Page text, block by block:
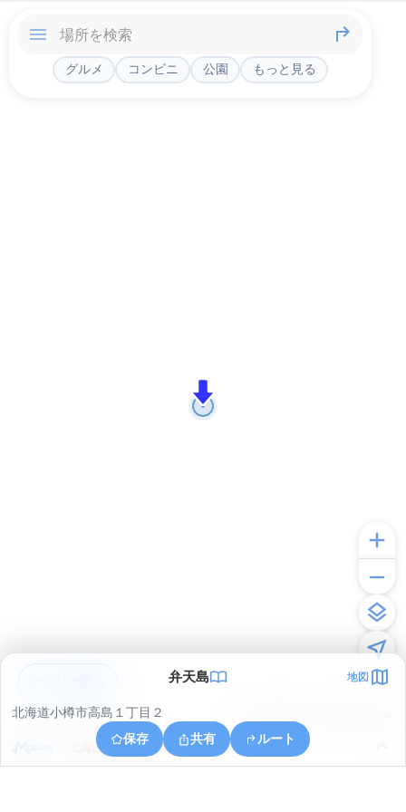
グルメ コンビニ 公園 もっと見る
弁天島 地図
北海道小樽市高島１丁目２
保存
共有 ルート
北海道小樽市築港６